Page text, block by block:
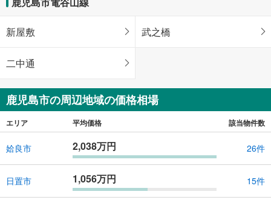
新屋敷 武之橋
二中通
鹿児島市の周辺地域の価格相場
エリア 平均価格 該当物件数
姶良市 2,038万円 26件
日置市 1,056万円 15件